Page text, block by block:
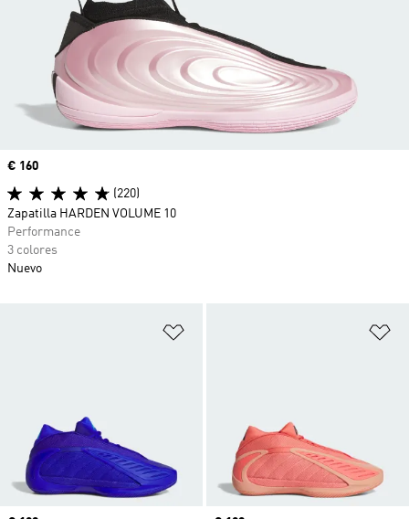
Precio
€ 160
(220)
Zapatilla HARDEN VOLUME 10
Performance
3 colores
Nuevo